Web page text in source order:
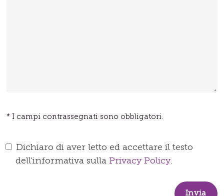
* I campi contrassegnati sono obbligatori.
Dichiaro di aver letto ed accettare il testo
dell'informativa sulla Privacy Policy.